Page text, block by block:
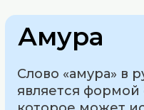
Амура
Слово «амура» в
является формой